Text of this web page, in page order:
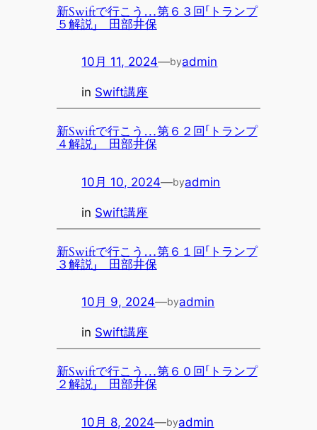
新Swiftで行こう…第６３回「トランプ
５解説」 田部井保
10月 11, 2024—byadmin
in Swift講座
新Swiftで行こう…第６２回「トランプ
４解説」 田部井保
10月 10, 2024—byadmin
in Swift講座
新Swiftで行こう…第６１回「トランプ
３解説」 田部井保
10月 9, 2024—byadmin
in Swift講座
新Swiftで行こう…第６０回「トランプ
２解説」 田部井保
10月 8, 2024—byadmin